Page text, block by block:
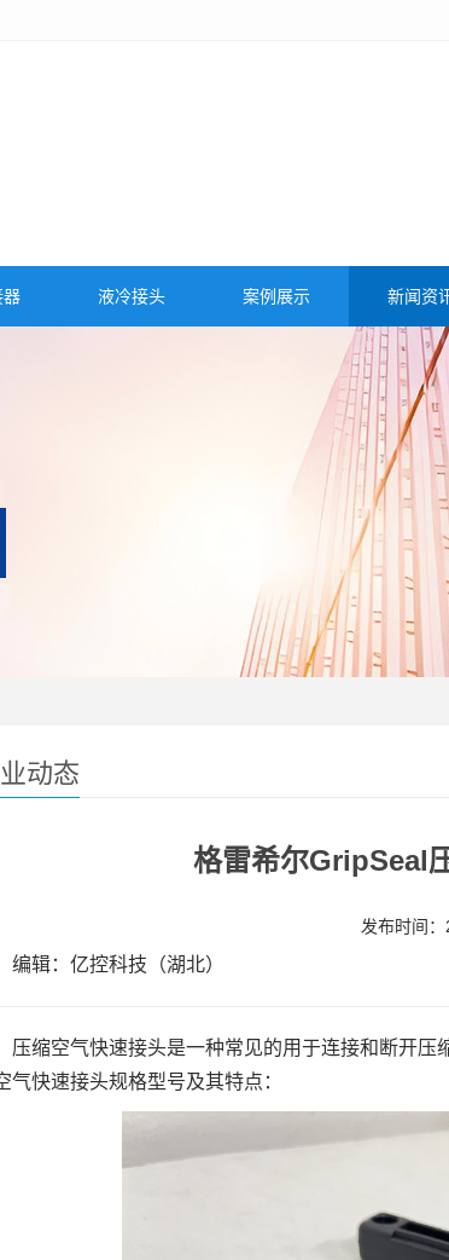
器 液冷接头 案例展示 新闻资
动态
格雷希尔GripSeal
发布时间
辑：亿控科技（湖北）
压缩空气快速接头是一种常见的用于连接和断开
气快速接头规格型号及其特点：